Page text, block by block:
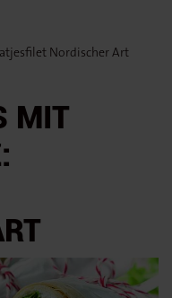
Nordischer Art
MIT